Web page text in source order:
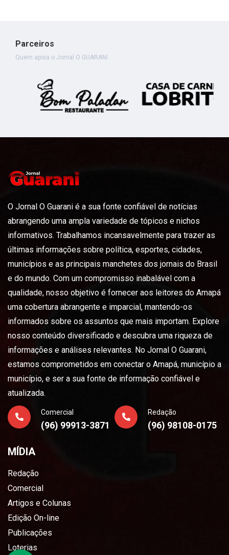
Parceiros
Quem apoia o Jornal O GUARANI
O Jornal O Guarani é a sua fonte confiável de notícias
abrangendo uma ampla variedade de tópicos e nichos
informativos. Trabalhamos incansavelmente para trazer as
últimas informações sobre política, esportes, cidades,
municípios e as principais manchetes dos jornais do Brasil
e do mundo. Com um compromisso inabalável com a
qualidade, nosso objetivo é fornecer aos leitores do Amapá
uma cobertura abrangente e imparcial, mantendo-os
informados sobre os assuntos que mais importam. Explore
nosso conteúdo diversificado e descubra uma riqueza de
informações e análises relevantes. No Jornal O Guarani,
estamos comprometidos em conectar o Amapá, município a
município, e ser a sua fonte de informação confiável e
atualizada.
Comercial
(96) 99913-3871
Redação
(96) 98108-0175
MÍDIA
Redação
Comercial
Artigos e Colunas
Edição On-line
Publicações
Loterias